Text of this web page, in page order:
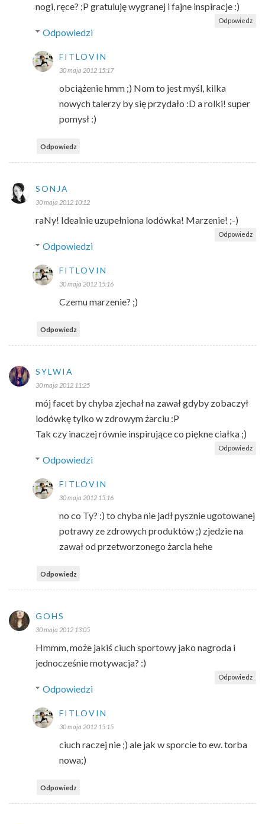
nogi, ręce? ;P gratuluję wygranej i fajne inspiracje :)
Odpowiedz
Odpowiedzi
FITLOVIN
30 maja 2012 15:17
obciążenie hmm ;) Nom to jest myśl, kilka
nowych talerzy by się przydało :D a rolki! super
pomysł :)
Odpowiedz
SONJA
30 maja 2012 10:12
raNy! Idealnie uzupełniona lodówka! Marzenie! ;-)
Odpowiedz
Odpowiedzi
FITLOVIN
30 maja 2012 15:16
Czemu marzenie? ;)
Odpowiedz
SYLWIA
30 maja 2012 11:25
mój facet by chyba zjechał na zawał gdyby zobaczył
lodówkę tylko w zdrowym żarciu :P
Tak czy inaczej równie inspirujące co piękne ciałka ;)
Odpowiedz
Odpowiedzi
FITLOVIN
30 maja 2012 15:16
no co Ty? :) to chyba nie jadł pysznie ugotowanej
potrawy ze zdrowych produktów ;) zjedzie na
zawał od przetworzonego żarcia hehe
Odpowiedz
GOHS
30 maja 2012 13:05
Hmmm, może jakiś ciuch sportowy jako nagroda i
jednocześnie motywacja? :)
Odpowiedz
Odpowiedzi
FITLOVIN
30 maja 2012 15:15
ciuch raczej nie ;) ale jak w sporcie to ew. torba
nowa;)
Odpowiedz